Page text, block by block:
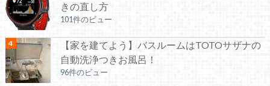
きの直し方
101件のビュー
【家を建てよう】バスルームはTOTOサザナの
自動洗浄つきお風呂！
96件のビュー